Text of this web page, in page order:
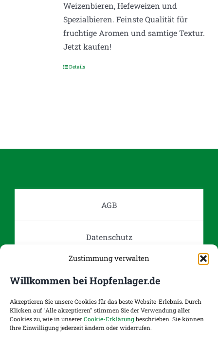
Zustimmung verwalten
Willkommen bei Hopfenlager.de
Akzeptieren Sie unsere Cookies für das beste Website-Erlebnis. Durch
Klicken auf "Alle akzeptieren" stimmen Sie der Verwendung aller
Cookies zu, wie in unsererCookie-Erklärungbeschrieben. Sie können
Ihre Einwilligung jederzeit ändern oder widerrufen.
Weizenbieren, Hefeweizen und
Spezialbieren. Feinste Qualität für
fruchtige Aromen und samtige Textur.
Jetzt kaufen!
Dieses
Die
auf
Produktseite
gewählt
Details
AGB
Datenschutz
Kontakt
Versand- und Zahlungsoptionen